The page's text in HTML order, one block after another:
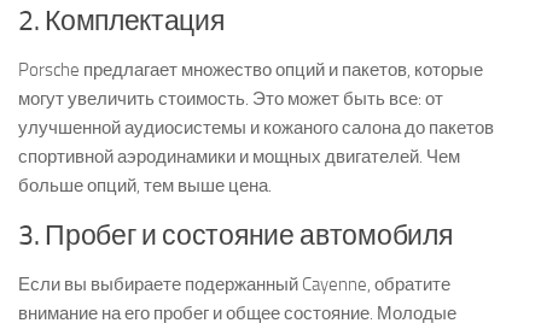
2. Комплектация
Porsche предлагает множество опций и пакетов, которые
могут увеличить стоимость. Это может быть все: от
улучшенной аудиосистемы и кожаного салона до пакетов
спортивной аэродинамики и мощных двигателей. Чем
больше опций, тем выше цена.
3. Пробег и состояние автомобиля
Если вы выбираете подержанный Cayenne, обратите
внимание на его пробег и общее состояние. Молодые